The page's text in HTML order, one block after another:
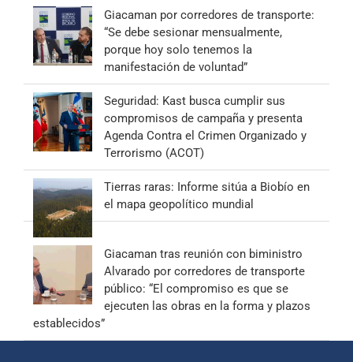
Giacaman por corredores de transporte:
“Se debe sesionar mensualmente,
porque hoy solo tenemos la
manifestación de voluntad”
Seguridad: Kast busca cumplir sus
compromisos de campaña y presenta
Agenda Contra el Crimen Organizado y
Terrorismo (ACOT)
Tierras raras: Informe sitúa a Biobío en
el mapa geopolítico mundial
Giacaman tras reunión con biministro
Alvarado por corredores de transporte
público: “El compromiso es que se
ejecuten las obras en la forma y plazos
establecidos”